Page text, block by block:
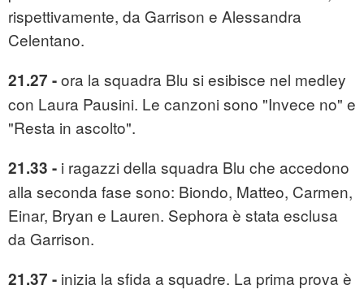
rispettivamente, da Garrison e Alessandra
Celentano.
21.27 -ora la squadra Blu si esibisce nel medley
con Laura Pausini. Le canzoni sono "Invece no" e
"Resta in ascolto".
21.33 - i ragazzi della squadra Blu che accedono
alla seconda fase sono: Biondo, Matteo, Carmen,
Einar, Bryan e Lauren. Sephora è stata esclusa
da Garrison.
21.37 - inizia la sfida a squadre. La prima prova è